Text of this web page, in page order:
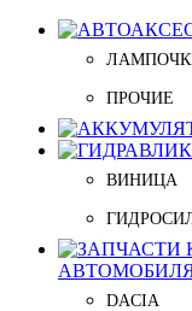
ПРОЧИЕ
ВИНИЦА
DACIA